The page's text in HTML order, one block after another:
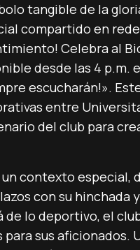
tangible de la
compartido en
Celebra al
desde las 4 p.m.
escucharán!».
entre
del club para
contexto especial,
con su hinchada
lo deportivo, el
sus aficionados.